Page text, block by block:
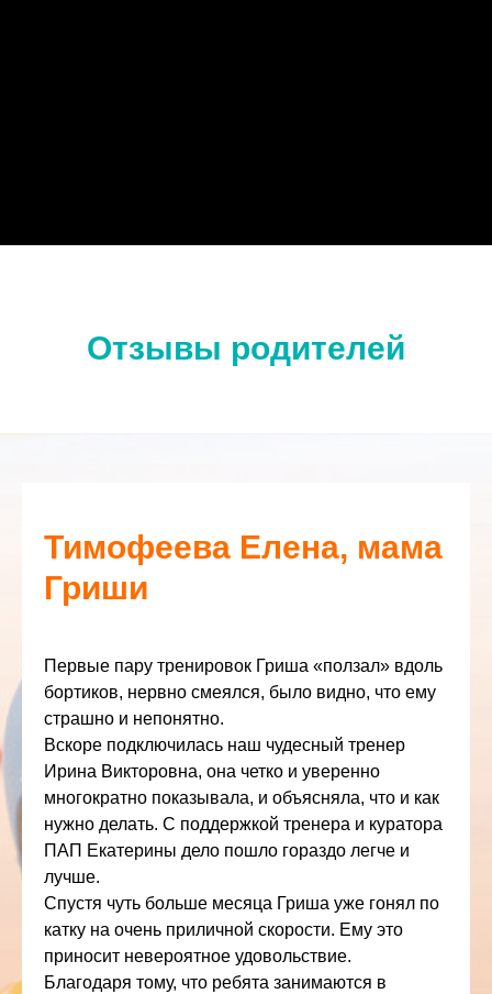
Отзывы родителей
Тимофеева Елена, мама
Гриши
Первые пару тренировок Гриша «ползал» вдоль
бортиков, нервно смеялся, было видно, что ему
страшно и непонятно.
Вскоре подключилась наш чудесный тренер
Ирина Викторовна, она четко и уверенно
многократно показывала, и объясняла, что и как
нужно делать. С поддержкой тренера и куратора
ПАП Екатерины дело пошло гораздо легче и
лучше.
Спустя чуть больше месяца Гриша уже гонял по
катку на очень приличной скорости. Ему это
приносит невероятное удовольствие.
Благодаря тому, что ребята занимаются в